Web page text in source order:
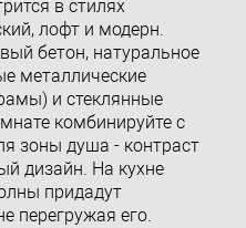
в стилях
лофт и модерн.
бетон, натуральное
металлические
и стеклянные
комбинируйте с
зоны душа - контраст
дизайн. На кухне
придадут
перегружая его.